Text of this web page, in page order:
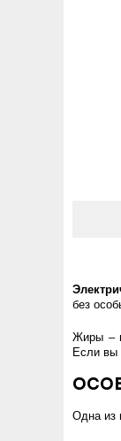
без
Жиры –
Если вы
Одна из